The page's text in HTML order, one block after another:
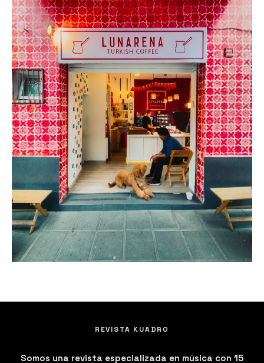
REVISTA KUADRO
Somos una revista especializada en música con 15